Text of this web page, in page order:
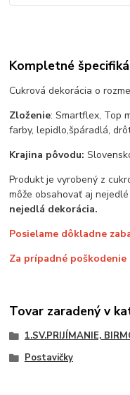
Kompletné
Cukrová dekorácia o
Zloženie: Smartflex, Top
farby, lepidlo,špáradlá,
Krajina pôvodu:
Produkt je vyrobený z
môže obsahovať aj
nejedlá dekorácia.
Posielame dôkladne
Za prípadné poškodenie
Tovar zaradený v
1.SV.PRIJÍMANIE,
Postavičky